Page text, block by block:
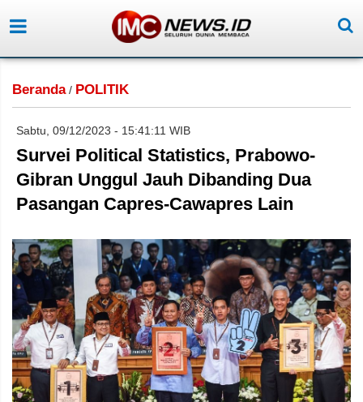
Beranda/ POLITIK
Sabtu, 09/12/2023 - 15:41:11 WIB
Survei Political Statistics, Prabowo-
Gibran Unggul Jauh Dibanding Dua
Pasangan Capres-Cawapres Lain